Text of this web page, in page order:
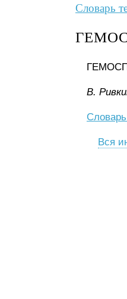
Словарь
B.
Вся